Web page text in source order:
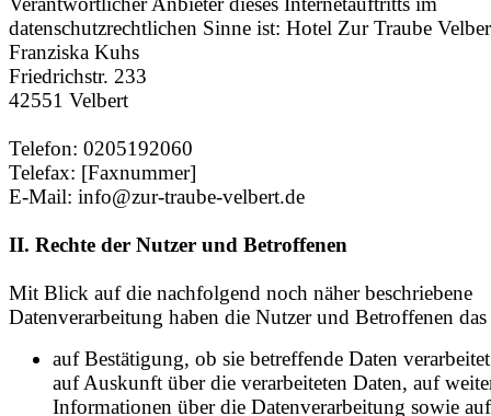
datenschutzrechtlichen Sinne ist: Hotel Zur Traube
Franziska Kuhs
Friedrichstr. 233
42551 Velbert
Telefon: 0205192060
Telefax: [Faxnummer]
E-Mail: info@zur-traube-velbert.de
II. Rechte der Nutzer und Betroffenen
Mit Blick auf die nachfolgend noch näher beschriebene
Datenverarbeitung haben die Nutzer und Betroffenen das
auf Bestätigung, ob sie betreffende Daten
auf Auskunft über die verarbeiteten Daten, auf
Informationen über die Datenverarbeitung sowie